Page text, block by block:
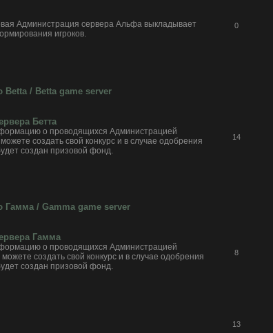
Администрация сервера Альфа выкладывает
игроков.
0
/ Betta game server
Бетта
о проводящихся Администрацией
создать свой конкурс и в случае одобрения
создан призовой фонд.
14
Гамма / Gamma game server
Гамма
о проводящихся Администрацией
создать свой конкурс и в случае одобрения
создан призовой фонд.
8
13